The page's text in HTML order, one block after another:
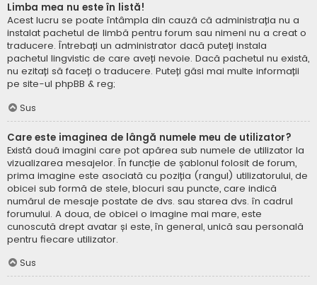
Limba mea nu este în listă!
Acest lucru se poate întâmpla din cauză că administrația nu a
instalat pachetul de limbă pentru forum sau nimeni nu a creat o
traducere. Întrebați un administrator dacă puteți instala
pachetul lingvistic de care aveți nevoie. Dacă pachetul nu există,
nu ezitați să faceți o traducere. Puteți găsi mai multe informații
pe site-ul phpBB & reg;
Sus
Care este imaginea de lângă numele meu de utilizator?
Există două imagini care pot apărea sub numele de utilizator la
vizualizarea mesajelor. În funcție de șablonul folosit de forum,
prima imagine este asociată cu poziția (rangul) utilizatorului, de
obicei sub formă de stele, blocuri sau puncte, care indică
numărul de mesaje postate de dvs. sau starea dvs. în cadrul
forumului. A doua, de obicei o imagine mai mare, este
cunoscută drept avatar și este, în general, unică sau personală
pentru fiecare utilizator.
Sus